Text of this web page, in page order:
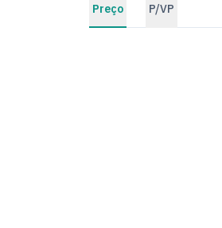
Preço P/VP